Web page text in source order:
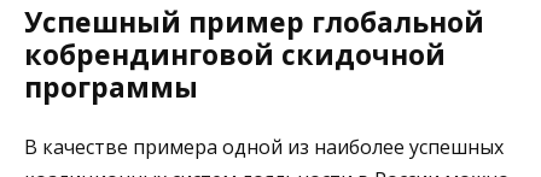
Успешный пример глобальной
кобрендинговой скидочной
программы
В качестве примера одной из наиболее успешных